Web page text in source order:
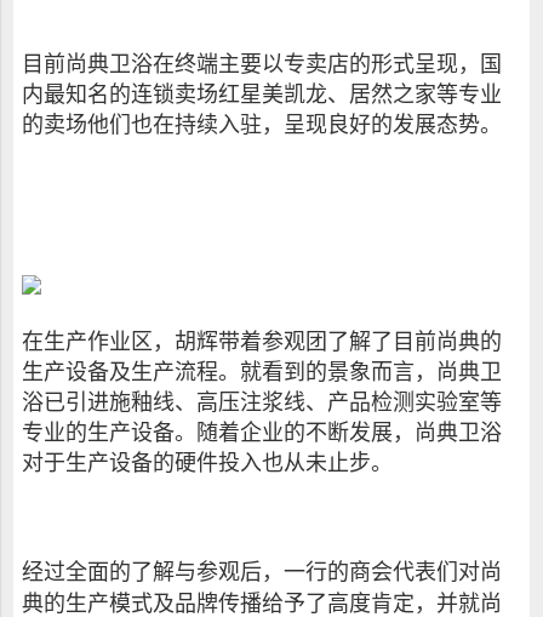
目前尚典卫浴在终端主要以专卖店的形式呈现，国
内最知名的连锁卖场红星美凯龙、居然之家等专业
的卖场他们也在持续入驻，呈现良好的发展态势。
在生产作业区，胡辉带着参观团了解了目前尚典的
生产设备及生产流程。就看到的景象而言，尚典卫
浴已引进施釉线、高压注浆线、产品检测实验室等
专业的生产设备。随着企业的不断发展，尚典卫浴
对于生产设备的硬件投入也从未止步。
经过全面的了解与参观后，一行的商会代表们对尚
典的生产模式及品牌传播给予了高度肯定，并就尚